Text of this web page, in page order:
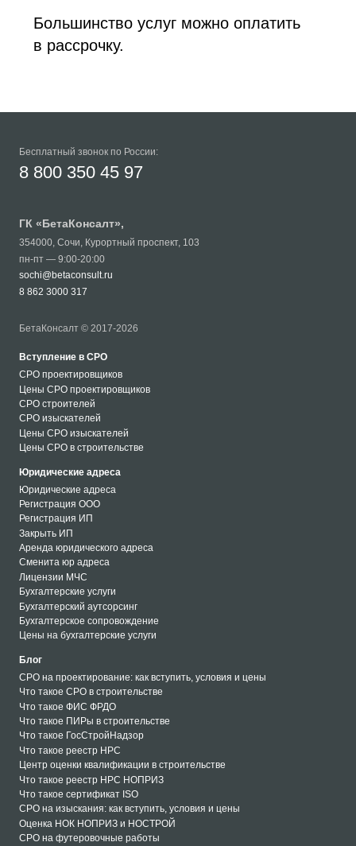
Большинство услуг можно оплатить
в рассрочку.
Бесплатный звонок по России:
8 800 350 45 97
ГК « БетаКонсалт»,
354000 Сочи Курортный проспект, 103
пн-пт — 9:00-20:00
sochi@betaconsult.ru
8 862 3000 317
БетаКонсалт © 2017-2026
Вступление в СРО
СРО проектировщиков
Цены СРО проектировщиков
СРО строителей
СРО изыскателей
Цены СРО изыскателей
Цены СРО в строительстве
Юридические адреса
Юридические адреса
Регистрация ООО
Регистрация ИП
Закрыть ИП
Аренда юридического адреса
Сменита юр адреса
Лицензии МЧС
Бухгалтерские услуги
Бухгалтерский аутсорсинг
Бухгалтерское сопровождение
Цены на бухгалтерские услуги
Блог
СРО на проектирование: как вступить, условия и цены
Что такое СРО в строительстве
Что такое ФИС ФРДО
Что такое ПИРы в строительстве
Что такое ГосСтройНадзор
Что такое реестр НРС
Центр оценки квалификации в строительстве
Что такое реестр НРС НОПРИЗ
Что такое сертификат ISO
СРО на изыскания: как вступить, условия и цены
Оценка НОК НОПРИЗ и НОСТРОЙ
СРО на футеровочные работы